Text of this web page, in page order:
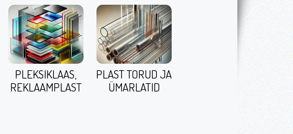
PLEKSIKLAAS,
REKLAAMPLAST
PLAST TORUD JA
ÜMARLATID